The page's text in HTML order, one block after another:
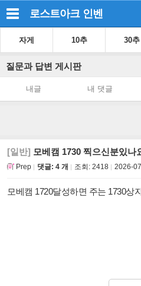
로스트아크 인벤
자게 10추 30추
질문과 답변 게시판
내글 내 댓글
[일반] 모베캠 1730 찍으신분있나
Prep 댓글: 4 개 조회: 2418 2026-
모베캠 1720달성하면 주는 1730상